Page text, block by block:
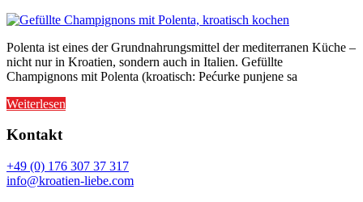
Polenta ist eines der Grundnahrungsmittel der mediterranen Küche –
nicht nur in Kroatien, sondern auch in Italien. Gefüllte
Champignons mit Polenta (kroatisch: Pećurke punjene sa
Weiterlesen
Kontakt
+49 (0) 176 307 37 317
info@kroatien-liebe.com